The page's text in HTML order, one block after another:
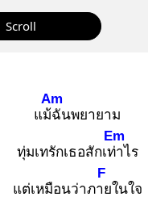
Scroll
แม้ฉั
Am
นพยายาม
ทุ่มเทรักเธอสักเท่า
Em
ไร
แต่เหมือนว่าภาย
F
ในใจ